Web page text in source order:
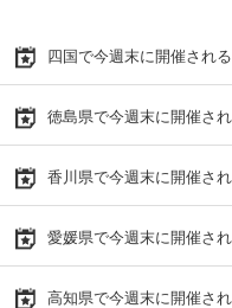
四国で今週末に開催され
徳島県で今週末に開催さ
香川県で今週末に開催さ
愛媛県で今週末に開催さ
高知県で今週末に開催さ